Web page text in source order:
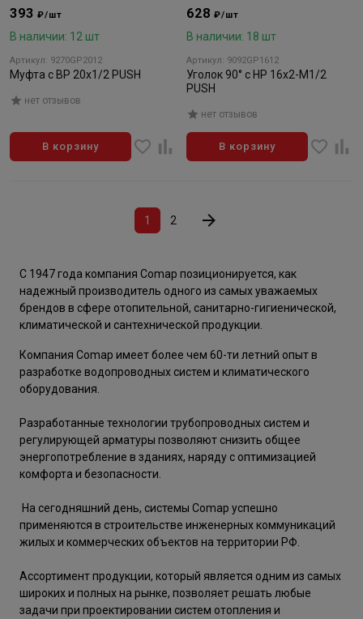
393₽/шт
В наличии: 12 шт
Артикул: 9270GP2012
Муфта с ВР 20x1/2 PUSH
нет отзывов
В корзину
628₽/шт
В наличии: 18 шт
Артикул: 9092GP1612
Уголок 90° с НР 16х2-M1/2
PUSH
нет отзывов
В корзину
1 2
С 1947 года компания Comap позиционируется, как
надежный производитель одного из самых уважаемых
брендов в сфере отопительной, санитарно-гигиенической,
климатической и сантехнической продукции.
Компания Comap имеет более чем 60-ти летний опыт в
разработке водопроводных систем и климатического
оборудования.
Разработанные технологии трубопроводных систем и
регулирующей арматуры позволяют снизить общее
энергопотребление в зданиях, наряду с оптимизацией
комфорта и безопасности.
На сегодняшний день, системы Comap успешно
применяются в строительстве инженерных коммуникаций
жилых и коммерческих объектов на территории РФ.
Ассортимент продукции, который является одним из самых
широких и полных на рынке, позволяет решать любые
задачи при проектировании систем отопления и